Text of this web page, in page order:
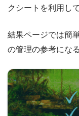
クシートを利用し
結果ページでは簡
の管理の参考にな